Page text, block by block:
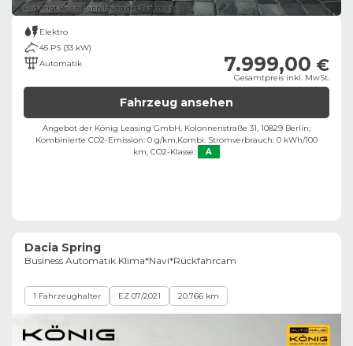
Bild zeigt Beispielabbildung des Fahrzeugs
Elektro
45 PS (33 kW)
Automatik
7.999,00 €
Gesamtpreis inkl. MwSt.
Fahrzeug ansehen
Angebot der König Leasing GmbH, Kolonnenstraße 31, 10829 Berlin;
Kombinierte CO2-Emission: 0 g/km,Kombi. Stromverbrauch: 0 kWh/100
km, CO2-Klasse: A
Dacia Spring
Business Automatik Klima*Navi*Rückfahrcam
1 Fahrzeughalter EZ 07/2021 20.766 km